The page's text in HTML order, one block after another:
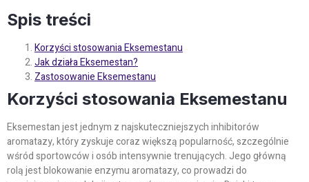
Spis treści
Korzyści stosowania Eksemestanu
Jak działa Eksemestan?
Zastosowanie Eksemestanu
Korzyści stosowania Eksemestanu
Eksemestan jest jednym z najskuteczniejszych inhibitorów
aromatazy, który zyskuje coraz większą popularność, szczególnie
wśród sportowców i osób intensywnie trenujących. Jego główną
rolą jest blokowanie enzymu aromatazy, co prowadzi do